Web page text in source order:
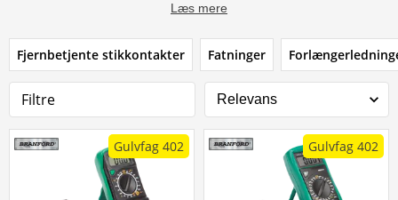
Læs mere
Fjernbetjente stikkontakter Fatninger
Filtre
Gulvfag 402 Gulvfag 402